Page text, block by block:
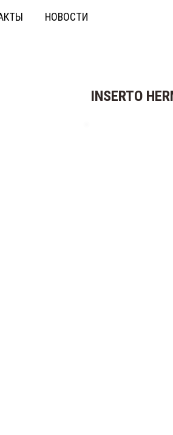
НОВОСТИ
INSERTO